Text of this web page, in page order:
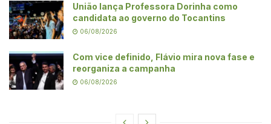
União lança Professora Dorinha como
candidata ao governo do Tocantins
06/08/2026
Com vice definido, Flávio mira nova fase e
reorganiza a campanha
06/08/2026